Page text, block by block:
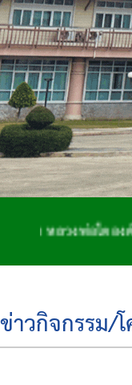
ลวงพ่อโตองค์ใหญ่
ข่าวกิจกรรม/